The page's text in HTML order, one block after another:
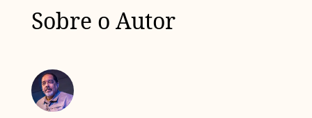
Sobre o Autor